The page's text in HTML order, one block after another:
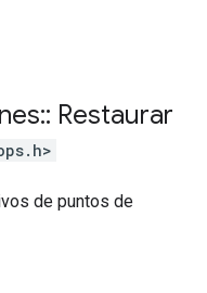
:: Restaurar
de puntos de